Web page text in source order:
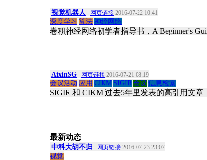
视觉机器人 网页链接 2016-07-22 10:41
深度学习 算法 神经网络
卷积神经网络初学者指导书，A Beginner's
AixinSG 网页链接 2016-07-21 08:19
会议活动 应用 CIKM SIGIR 会议 信息检索
SIGIR 和 CIKM 过去5年里发表的高引用文章
最新动态
中科大胡不归 网页链接 2016-07-23 23:07
视觉